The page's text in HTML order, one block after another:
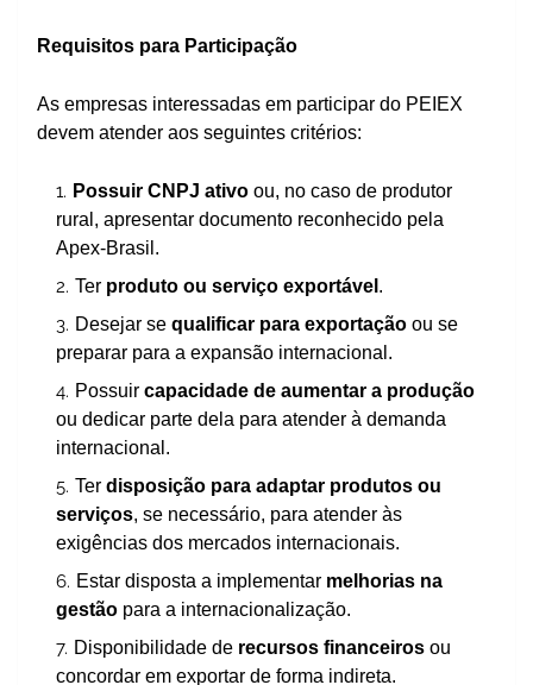
Requisitos para Participação
As empresas interessadas em participar do PEIEX
devem atender aos seguintes critérios:
Possuir CNPJ ativo ou, no caso de produtor
rural, apresentar documento reconhecido pela
Apex-Brasil.
Ter produto ou serviço exportável .
Desejar se qualificar para exportação ou se
preparar para a expansão internacional.
Possuir capacidade de aumentar a produção
ou dedicar parte dela para atender à demanda
internacional.
Ter disposição para adaptar produtos ou
serviços, se necessário, para atender às
exigências dos mercados internacionais.
Estar disposta a implementar melhorias na
gestão para a internacionalização.
Disponibilidade de recursos financeiros ou
concordar em exportar de forma indireta.